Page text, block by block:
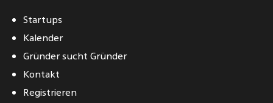
Startups
Kalender
Gründer sucht Gründer
Kontakt
Registrieren